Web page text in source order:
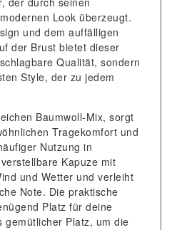
Look überzeugt.
und dem auffälligen
der Brust bietet dieser
Qualität, sondern
Style, der zu jedem
Baumwoll-Mix, sorgt
Tragekomfort und
Nutzung in
Kapuze mit
und Wetter und verleiht
Note. Die praktische
Platz für deine
gemütlicher Platz, um die